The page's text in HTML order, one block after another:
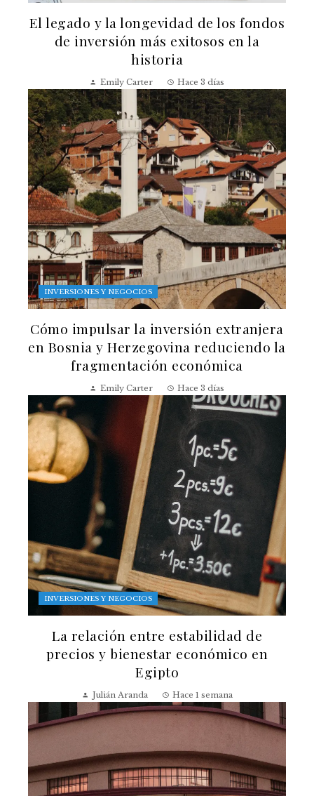
El legado y la longevidad de los fondos
de inversión más exitosos en la
historia
Emily Carter Hace 3 días
INVERSIONES Y NEGOCIOS
Cómo impulsar la inversión extranjera
en Bosnia y Herzegovina reduciendo la
fragmentación económica
Emily Carter Hace 3 días
INVERSIONES Y NEGOCIOS
La relación entre estabilidad de
precios y bienestar económico en
Egipto
Julián Aranda Hace 1 semana